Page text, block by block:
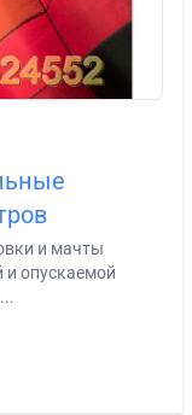
и мачты
и опускаемой